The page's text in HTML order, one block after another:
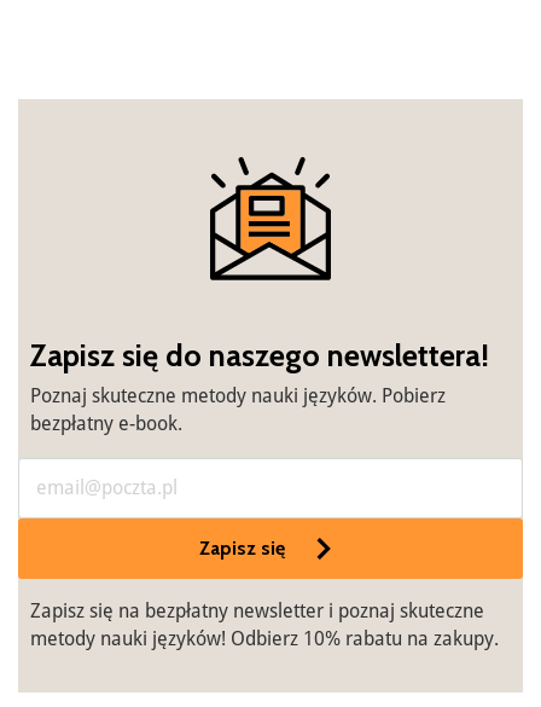
Zapisz się do naszego newslettera!
Poznaj skuteczne metody nauki języków. Pobierz
bezpłatny e-book.
Zapisz się
Zapisz się na bezpłatny newsletter i poznaj skuteczne
metody nauki języków! Odbierz 10% rabatu na zakupy.